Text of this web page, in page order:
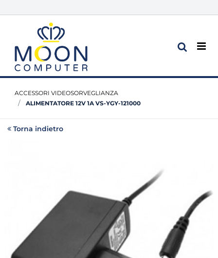
ACCESSORI VIDEOSORVEGLIANZA
ALIMENTATORE 12V 1A VS-YGY-121000
Torna indietro